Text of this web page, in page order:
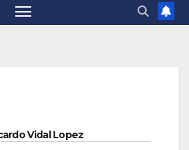
Vidal Lopez